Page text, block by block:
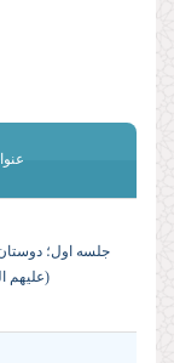
جلسه اول؛
(علیهم